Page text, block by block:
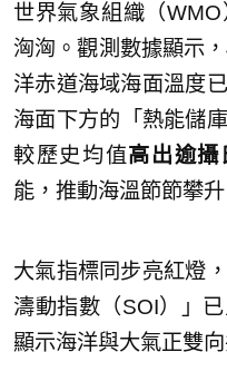
世界氣象組織（
洶洶。觀測數據顯示
洋赤道海域海面溫度
海面下方的「熱能儲
較歷史均值高出逾攝
能，推動海溫節節攀升
大氣指標同步亮紅燈
濤動指數（SOI）」
顯示海洋與大氣正雙